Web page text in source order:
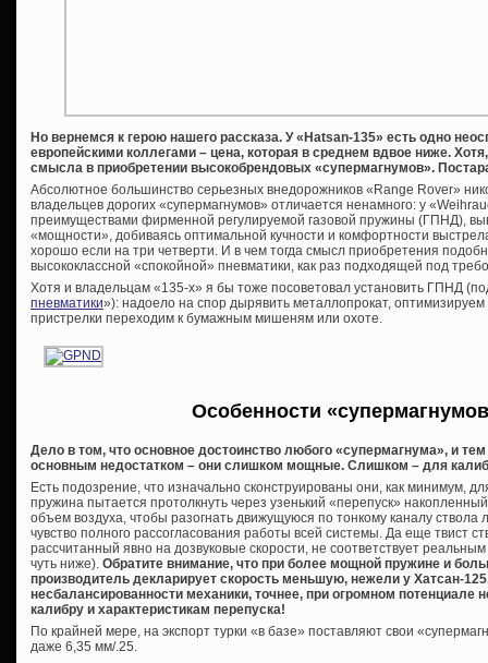
Но вернемся к герою нашего рассказа. У « Hatsan-135» есть одно
европейскими коллегами – цена, которая в среднем вдвое ниже.
смысла в приобретении высокобрендовых «супермагнумов».
Абсолютное большинство серьезных внедорожников «Range Rover»
владельцев дорогих «супермагнумов» отличается ненамного: у
преимуществами фирменной регулируемой газовой пружины (ГПНД),
«мощности», добиваясь оптимальной кучности и комфортности
хорошо если на три четверти. И в чем тогда смысл приобретения
высококлассной «спокойной» пневматики, как раз подходящей под
Хотя и владельцам «135-х» я бы тоже посоветовал установить ГПНД
пневматики»): надоело на спор дырявить металлопрокат,
пристрелки переходим к бумажным мишеням или охоте.
Особенности
Дело в том, что основное достоинство любого «супермагнума», и
основным недостатком – они слишком мощные. Слишком – для
Есть подозрение, что изначально сконструированы они, как минимум,
пружина пытается протолкнуть через узенький «перепуск»
объем воздуха, чтобы разогнать движущуюся по тонкому каналу ствола
чувство полного рассогласования работы всей системы. Да еще твист
рассчитанный явно на дозвуковые скорости, не соответствует
чуть ниже). Обратите внимание, что при более мощной пружине и
производитель декларирует скорость меньшую, нежели у Хатсан-
несбалансированности механики, точнее, при огромном потенциале
калибру и характеристикам перепуска!
По крайней мере, на экспорт турки «в базе» поставляют свои
даже 6,35 мм/.25.